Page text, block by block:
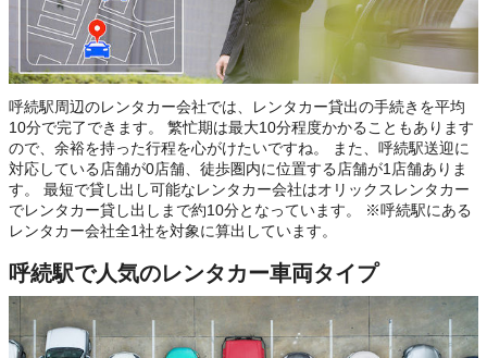
呼続駅周辺のレンタカー会社では、レンタカー貸出の手続きを平均
10分で完了できます。 繁忙期は最大10分程度かかることもあります
ので、余裕を持った行程を心がけたいですね。 また、呼続駅送迎に
対応している店舗が0店舗、徒歩圏内に位置する店舗が1店舗ありま
す。 最短で貸し出し可能なレンタカー会社はオリックスレンタカー
でレンタカー貸し出しまで約10分となっています。 ※呼続駅にある
レンタカー会社全1社を対象に算出しています。
呼続駅で人気のレンタカー車両タイプ